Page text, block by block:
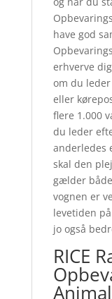
have god
erhverve
om du
eller
flere 1.000
du leder
anderledes
skal den
gælder
vognen er
levetiden
jo også
RICE